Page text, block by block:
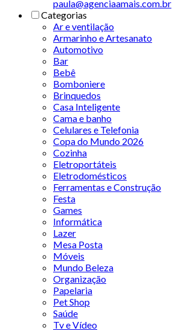
paula@agenciaamais.com.br
Categorias
Ar e ventilação
Armarinho e Artesanato
Automotivo
Bar
Bebê
Bomboniere
Brinquedos
Casa Inteligente
Cama e banho
Celulares e Telefonia
Copa do Mundo 2026
Cozinha
Eletroportáteis
Eletrodomésticos
Ferramentas e Construção
Festa
Games
Informática
Lazer
Mesa Posta
Móveis
Mundo Beleza
Organização
Papelaria
Pet Shop
Saúde
Tv e Vídeo